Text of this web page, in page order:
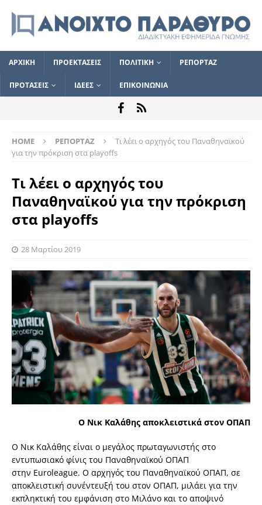
ΑΡΧΙΚΗ ΠΡΟΕΚΤΑΣΕΙΣ ΠΟΛΙΤΙΚΗ ΡΕΠΟΡΤΑΖ
ΠΡΟΤΑΣΕΙΣ ΙΔΕΕΣ ΕΠΙΚΟΙΝΩΝΙΑ
HOME ΡΕΠΟΡΤΑΖ
Τι λέει ο αρχηγός του Παναθηναϊκού
για την πρόκριση στα playoffs
Τι λέει ο αρχηγός του
Παναθηναϊκού για την πρόκριση
στα playoffs
28 Μαρτίου 2019
Ο Νικ Καλάθης αποκλειστικά στον ΟΠΑΠ
O Νικ Καλάθης είναι ο μεγάλος πρωταγωνιστής στο
εντυπωσιακό φίνις του Παναθηναϊκού ΟΠΑΠ
στην Euroleague. Ο αρχηγός του Παναθηναϊκού ΟΠΑΠ, σε
αποκλειστική συνέντευξή του στον ΟΠΑΠ, μιλάει για την
εκπληκτική του εμφάνιση στο Μιλάνο και το αποψινό